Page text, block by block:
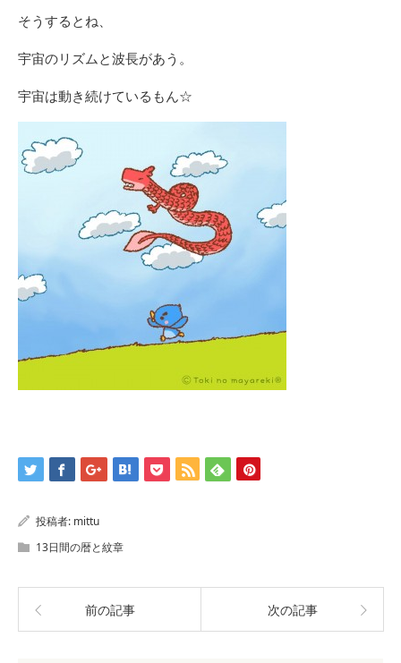
そうするとね、
宇宙のリズムと波長があう。
宇宙は動き続けているもん☆
投稿者: mittu
13日間の暦と紋章
前の記事 次の記事